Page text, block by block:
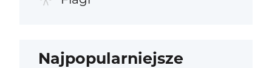
Najpopularniejsze